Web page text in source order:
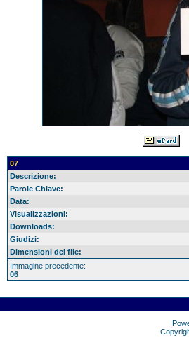
07
Descrizione:
Parole Chiave:
Data:
Visualizzazioni:
Downloads:
Giudizi:
Dimensioni del file:
Immagine precedente:
06